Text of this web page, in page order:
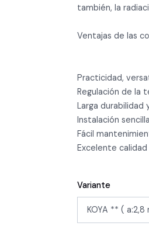
también, la
Ventajas de las
Practicidad,
Regulación de la
Larga durabilidad
Instalación sencilla
Fácil
Excelente calidad
Variante